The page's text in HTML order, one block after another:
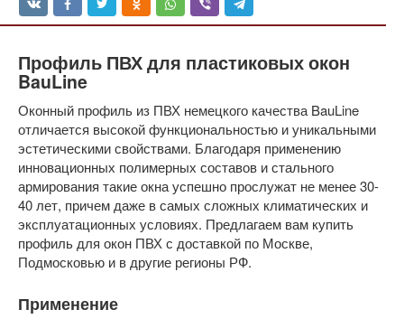
Профиль ПВХ для пластиковых окон
BauLine
Оконный профиль из ПВХ немецкого качества BauLine
отличается высокой функциональностью и уникальными
эстетическими свойствами. Благодаря применению
инновационных полимерных составов и стального
армирования такие окна успешно прослужат не менее 30-
40 лет, причем даже в самых сложных климатических и
эксплуатационных условиях. Предлагаем вам купить
профиль для окон ПВХ с доставкой по Москве,
Подмосковью и в другие регионы РФ.
Применение